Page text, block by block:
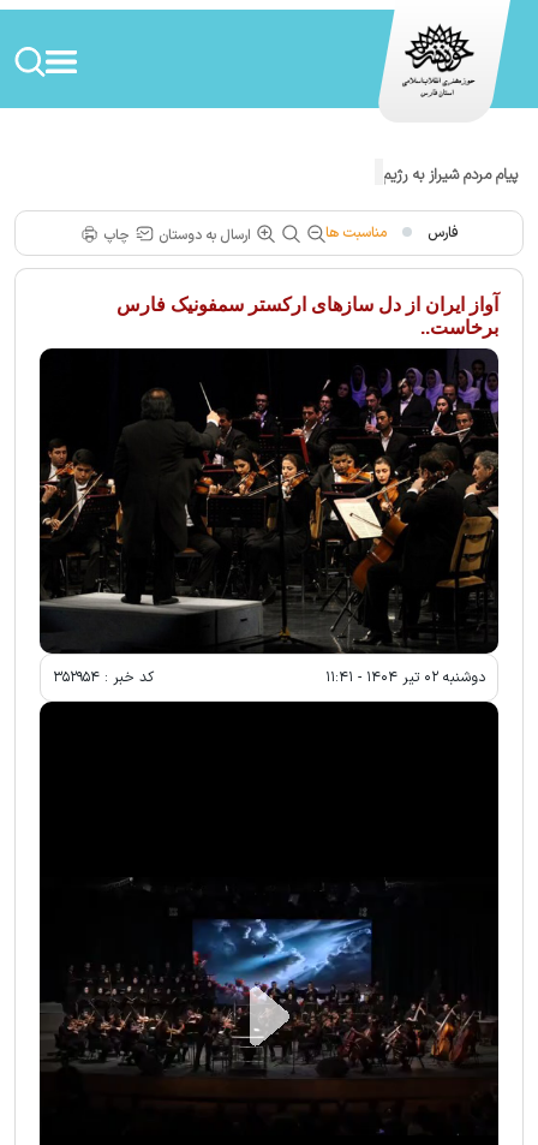
پیام مردم شیراز به رژیم صهیونیستی!
فارس مناسبت ها ارسال به دوستان چاپ
آواز ایران از دل سازهای ارکستر سمفونیک فارس
برخاست..
دوشنبه ۰۲ تير ۱۴۰۴ - ۱۱:۴۱ کد خبر :
Play
Video